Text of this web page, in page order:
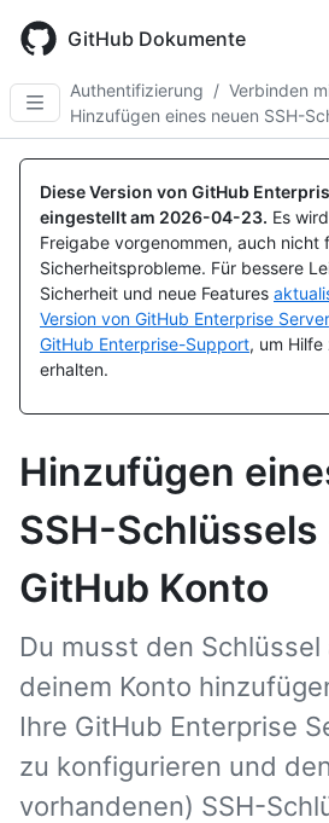
main
content
GitHub Dokumente
Authentifizierung / Verbinden
Hinzufügen eines neuen SSH-
Diese Version von GitHub
eingestellt am 2026-04-23. Es
Freigabe vorgenommen, auch nicht
Sicherheitsprobleme. Für bessere
Sicherheit und neue Features
Version von GitHub Enterprise Server
GitHub Enterprise-Support, um
erhalten.
Hinzufügen
SSH-Schlüssels
GitHub Konto
Du musst den Schlüssel
deinem Konto
Ihre GitHub Enterprise
zu konfigurieren und
vorhandenen) SSH-